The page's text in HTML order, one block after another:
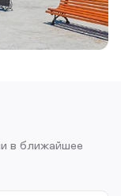
в ближайшее